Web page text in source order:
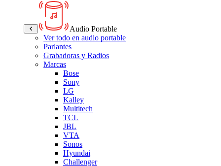
Audio Portable
Ver todo en audio portable
Parlantes
Grabadoras y Radios
Marcas
Bose
Sony
LG
Kalley
Multitech
TCL
JBL
VTA
Sonos
Hyundai
Challenger